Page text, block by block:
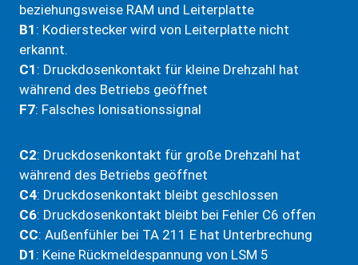
beziehungsweise RAM und Leiterplatte
B1 : Kodierstecker wird von Leiterplatte nicht
erkannt.
C1 : Druckdosenkontakt für kleine Drehzahl hat
während des Betriebs geöffnet
F7: Falsches lonisationssignal
C2: Druckdosenkontakt für große Drehzahl hat
während des Betriebs geöffnet
C4: Druckdosenkontakt bleibt geschlossen
C6: Druckdosenkontakt bleibt bei Fehler C6 offen
CC: Außenfühler bei TA 211 E hat Unterbrechung
D1 : Keine Rückmeldespannung von LSM 5